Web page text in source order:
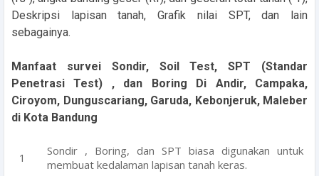
Deskripsi lapisan tanah, Grafik nilai SPT, dan lain
sebagainya.
Manfaat survei Sondir, Soil Test, SPT (Standar
Penetrasi Test) , dan Boring Di Andir, Campaka,
Ciroyom, Dunguscariang, Garuda, Kebonjeruk, Maleber
di Kota Bandung
Sondir , Boring, dan SPT biasa digunakan untuk
membuat kedalaman lapisan tanah keras.